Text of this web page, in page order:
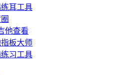
练耳工具
他查看
板大师
练习工具